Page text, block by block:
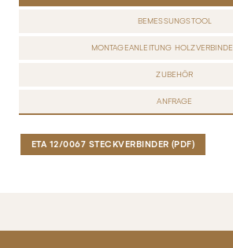
BEMESSUNGSTOOL
MONTAGEANLEITUNG
ZUBEHÖR
ANFRAGE
ETA 12/0067 STECKVERBINDER (PDF)